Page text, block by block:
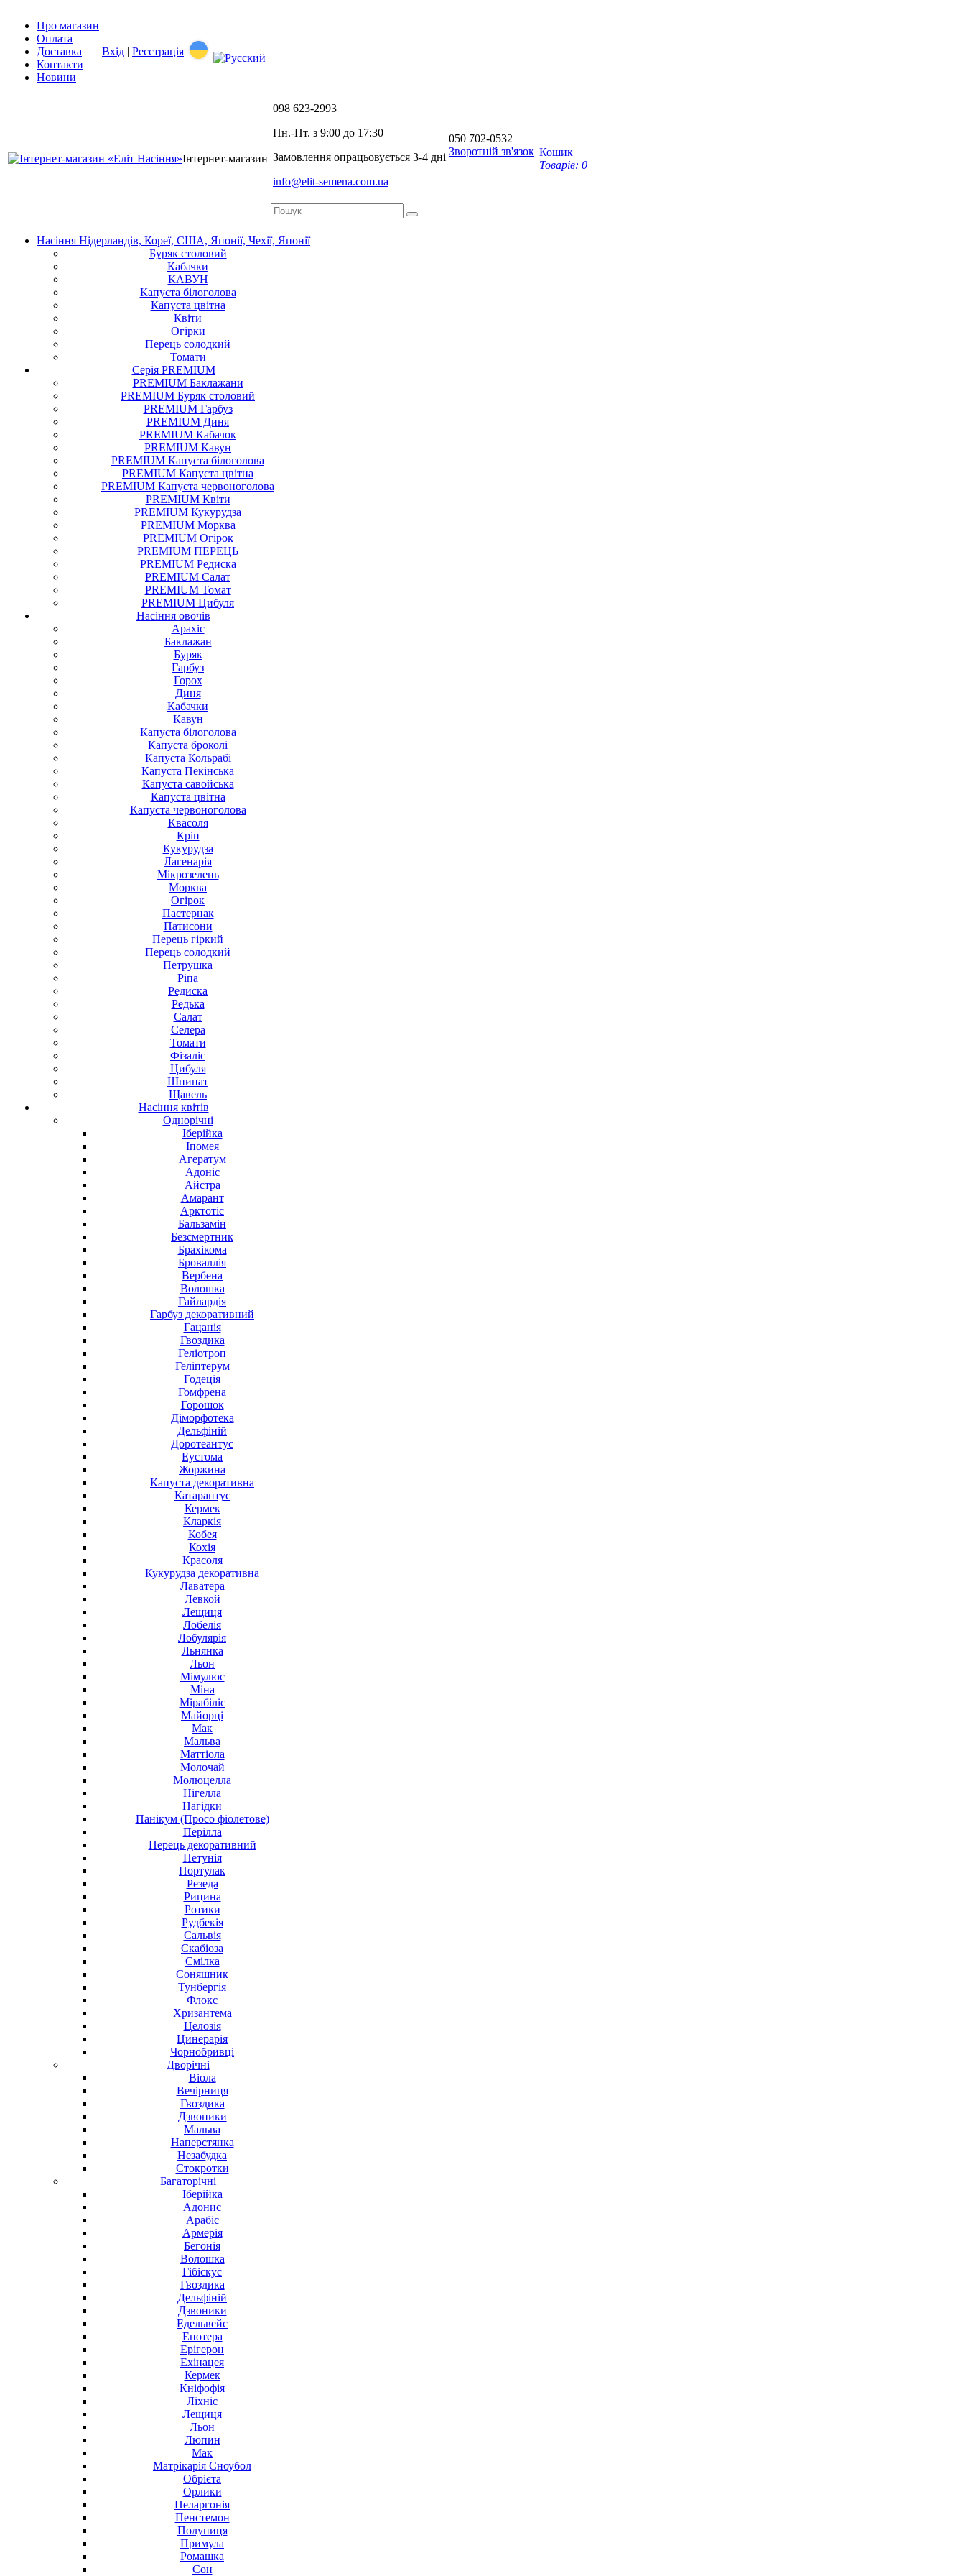
Про магазин
Оплата
Доставка
Контакти
Новини
Вхід | Реєстрація
Інтернет-магазин
098 623-2993
Пн.-Пт. з 9:00 до 17:30
Замовлення опрацьовується 3-4 дні
info@elit-semena.com.ua
050 702-0532
Зворотній зв'язок Кошик
Товарів: 0
Насіння Нідерландів, Кореї, США, Японії, Чехії, Японії
Буряк столовий
Кабачки
КАВУН
Капуста білоголова
Капуста цвітна
Квіти
Огірки
Перець солодкий
Томати
Серія PREMIUM
PREMIUM Баклажани
PREMIUM Буряк столовий
PREMIUM Гарбуз
PREMIUM Диня
PREMIUM Кабачок
PREMIUM Кавун
PREMIUM Капуста білоголова
PREMIUM Капуста цвітна
PREMIUM Капуста червоноголова
PREMIUM Квіти
PREMIUM Кукурудза
PREMIUM Морква
PREMIUM Огірок
PREMIUM ПЕРЕЦЬ
PREMIUM Редиска
PREMIUM Салат
PREMIUM Томат
PREMIUM Цибуля
Насіння овочів
Арахіс
Баклажан
Буряк
Гарбуз
Горох
Диня
Кабачки
Кавун
Капуста білоголова
Капуста броколі
Капуста Кольрабі
Капуста Пекінська
Капуста савойська
Капуста цвітна
Капуста червоноголова
Квасоля
Кріп
Кукурудза
Лагенарія
Мікрозелень
Морква
Огірок
Пастернак
Патисони
Перець гіркий
Перець солодкий
Петрушка
Ріпа
Редиска
Редька
Салат
Селера
Томати
Фізаліс
Цибуля
Шпинат
Щавель
Насіння квітів
Однорічні
Іберійка
Іпомея
Агератум
Адоніс
Айстра
Амарант
Арктотіс
Бальзамін
Безсмертник
Брахікома
Броваллія
Вербена
Волошка
Гайлардія
Гарбуз декоративний
Гацанія
Гвоздика
Геліотроп
Геліптерум
Годеція
Гомфрена
Горошок
Діморфотека
Дельфіній
Доротеантус
Еустома
Жоржина
Капуста декоративна
Катарантус
Кермек
Кларкія
Кобея
Кохія
Красоля
Кукурудза декоративна
Лаватера
Левкой
Лещиця
Лобелія
Лобулярія
Льнянка
Льон
Мімулюс
Міна
Мірабіліс
Майорці
Мак
Мальва
Маттіола
Молочай
Молюцелла
Нігелла
Нагідки
Панікум (Просо фіолетове)
Перілла
Перець декоративний
Петунія
Портулак
Резеда
Рицина
Ротики
Рудбекія
Сальвія
Скабіоза
Смілка
Соняшник
Тунбергія
Флокс
Хризантема
Целозія
Цинерарія
Чорнобривці
Дворічні
Віола
Вечірниця
Гвоздика
Дзвоники
Мальва
Наперстянка
Незабудка
Стокротки
Багаторічні
Іберійка
Адонис
Арабіс
Армерія
Бегонія
Волошка
Гібіскус
Гвоздика
Дельфіній
Дзвоники
Едельвейс
Енотера
Ерігерон
Ехінацея
Кермек
Кніфофія
Ліхніс
Лещиця
Льон
Люпин
Мак
Матрікарія Сноубол
Обрієта
Орлики
Пеларгонія
Пенстемон
Полуниця
Примула
Ромашка
Сон